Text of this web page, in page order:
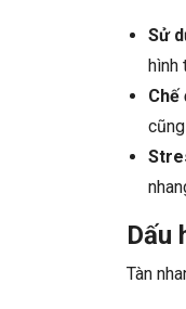
Sử
hình
Chế
Dấu
Tàn